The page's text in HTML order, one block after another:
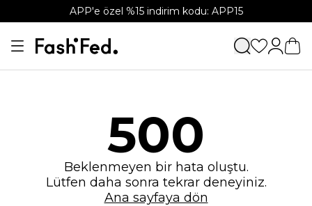
APP'e özel %15 indirim kodu: APP15
500
Beklenmeyen bir hata oluştu.
Lütfen daha sonra tekrar deneyiniz.
Ana sayfaya dön